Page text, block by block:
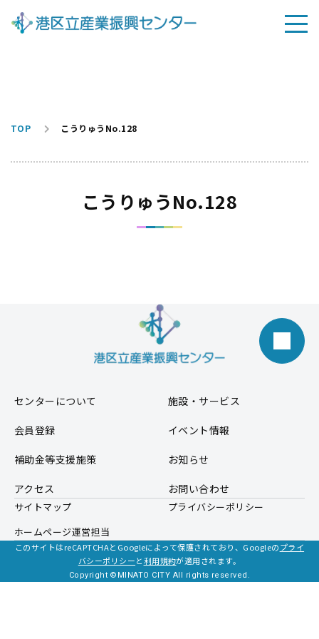
TOP こうりゅうNo.128
こうりゅうNo.128
センターについて 施設・サービス
会員登録 イベント情報
補助金等支援施策 お知らせ
アクセス お問い合わせ
サイトマップ
プライバシーポリシー
ホームページ運営担当
このサイトはreCAPTCHAとGoogleによって保護されており、Googleのプライ
バシーポリシーと利用規約が適用されます。
Copyright ©MINATO CITY All rights reserved.